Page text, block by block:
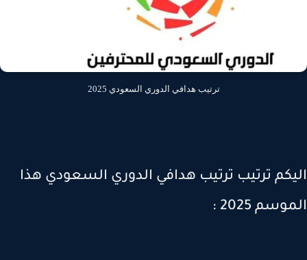
ترتيب هدافي الدوري السعودي 2025
ترتيب ترتيب هدافي الدوري السعودي هذا
2025 :